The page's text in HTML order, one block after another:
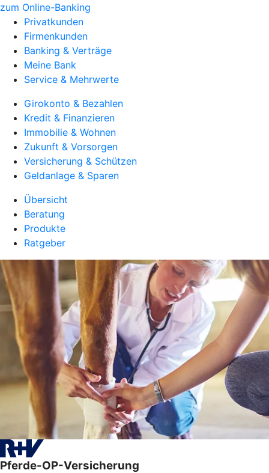
zum Online-Banking
Privatkunden
Firmenkunden
Banking & Verträge
Meine Bank
Service & Mehrwerte
Girokonto & Bezahlen
Kredit & Finanzieren
Immobilie & Wohnen
Zukunft & Vorsorgen
Versicherung & Schützen
Geldanlage & Sparen
Übersicht
Beratung
Produkte
Ratgeber
Pferde-OP-Versicherung